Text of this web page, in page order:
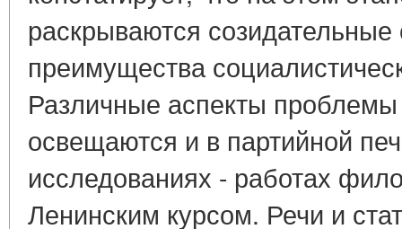
раскрываются
преимущества
Различные аспекты
освещаются и в партийной
исследованиях - работах
Ленинским курсом. Речи и